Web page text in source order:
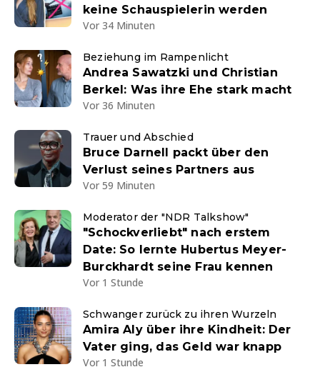
keine Schauspielerin werden
Vor 34 Minuten
Beziehung im Rampenlicht
Andrea Sawatzki und Christian
Berkel: Was ihre Ehe stark macht
Vor 36 Minuten
Trauer und Abschied
Bruce Darnell packt über den
Verlust seines Partners aus
Vor 59 Minuten
Moderator der "NDR Talkshow"
"Schockverliebt" nach erstem
Date: So lernte Hubertus Meyer-
Burckhardt seine Frau kennen
Vor 1 Stunde
Schwanger zurück zu ihren Wurzeln
Amira Aly über ihre Kindheit: Der
Vater ging, das Geld war knapp
Vor 1 Stunde